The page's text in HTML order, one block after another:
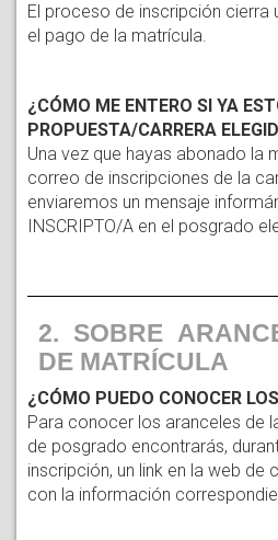
El proceso de inscripción cierra
el pago de la matrícula.
¿CÓMO ME ENTERO SI YA
PROPUESTA/CARRERA
Una vez que hayas abonado la
correo de inscripciones de la
enviaremos un mensaje
INSCRIPTO/A en el posgrado
2. SOBRE
DE MATRÍCULA
¿CÓMO PUEDO CONOCER
Para conocer los aranceles de
de posgrado encontrarás,
inscripción, un link en la web
con la información